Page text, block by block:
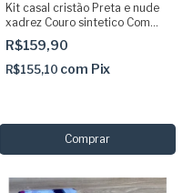
Kit casal cristão Preta e nude
xadrez Couro sintetico Com
Harpa e indice
R$159,90
R$155,10 com Pix